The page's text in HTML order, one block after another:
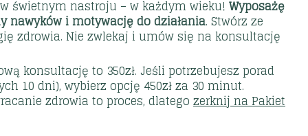
świetnym nastroju – w każdym wieku! Wyposażę
nawyków i motywację do działania. Stwórz ze
zdrowia. Nie zwlekaj i umów się na konsultację
konsultację to 350zł. Jeśli potrzebujesz porad
10 dni), wybierz opcję 450zł za 30 minut.
zdrowia to proces, dlatego zerknij na Pakiet